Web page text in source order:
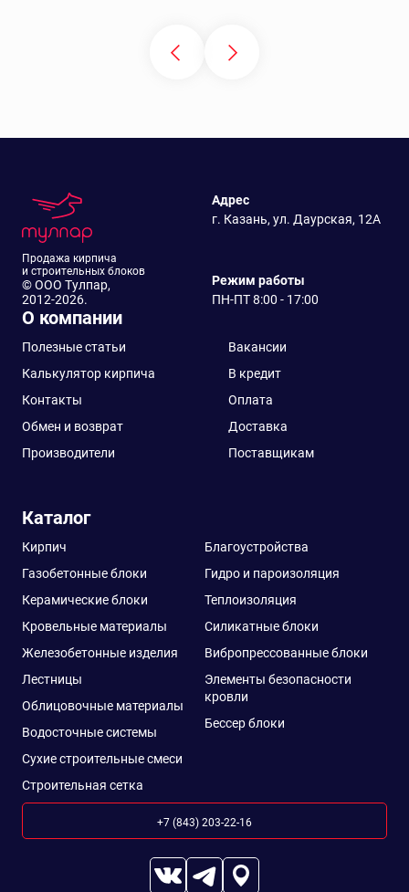
Продажа кирпича
и строительных блоков
© ООО Тулпар,
2012-2026.
Адрес
г. Казань, ул. Даурская, 12А
Режим работы
ПН-ПТ 8:00 - 17:00
О компании
Полезные статьи
Вакансии
Калькулятор кирпича
В кредит
Контакты
Оплата
Обмен и возврат
Доставка
Производители
Поставщикам
Каталог
Кирпич
Газобетонные блоки
Керамические блоки
Кровельные материалы
Железобетонные изделия
Лестницы
Облицовочные материалы
Водосточные системы
Сухие строительные смеси
Строительная сетка
Благоустройства
Гидро и пароизоляция
Теплоизоляция
Силикатные блоки
Вибропрессованные блоки
Элементы безопасности
кровли
Бессер блоки
+7 (843) 203-22-16